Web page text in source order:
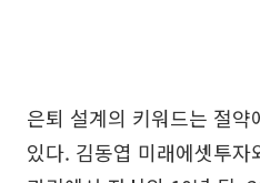
은퇴 설계의 키워드는 절약
있다. 김동엽 미래에셋투